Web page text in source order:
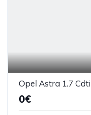
Opel Astra 1.7 Cdti
0€